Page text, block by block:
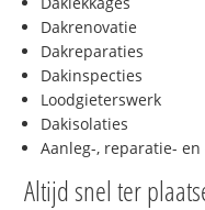
Dakrenovatie
Dakreparaties
Dakinspecties
Loodgieterswerk
Dakisolaties
Aanleg-, reparatie-
Altijd snel ter